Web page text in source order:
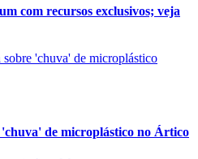
com recursos exclusivos; veja
de microplástico no Ártico